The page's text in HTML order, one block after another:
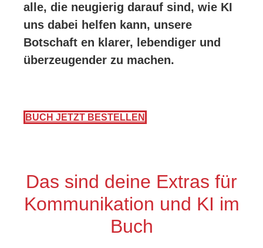
alle, die neugierig darauf sind, wie KI
uns dabei helfen kann, unsere
Botschaft en klarer, lebendiger und
überzeugender zu machen.
BUCH JETZT BESTELLEN
Das sind deine Extras für
Kommunikation und KI im
Buch